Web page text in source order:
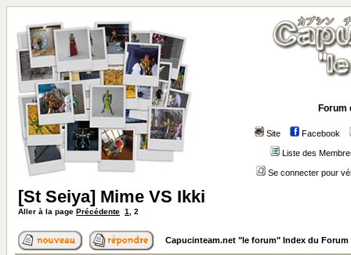
Forum
Site Facebook
Liste des
Se connecter pour
[St Seiya] Mime VS Ikki
Aller à la page Précédente 1 2
Capucinteam.net "le forum" Index du Forum